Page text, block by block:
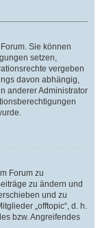
Sie können
setzen,
vergeben
davon abhängig,
anderer Administrator
Forum zu
zu ändern und
und zu
„offtopic“, d. h.
bzw. Angreifendes